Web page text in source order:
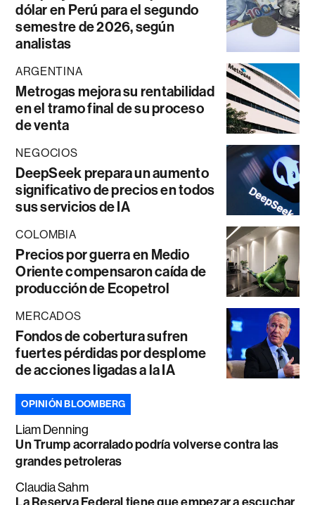
dólar en Perú para el segundo
semestre de 2026, según
analistas
ARGENTINA
Metrogas mejora su rentabilidad
en el tramo final de su proceso
de venta
NEGOCIOS
DeepSeek prepara un aumento
significativo de precios en todos
sus servicios de IA
COLOMBIA
Precios por guerra en Medio
Oriente compensaron caída de
producción de Ecopetrol
MERCADOS
Fondos de cobertura sufren
fuertes pérdidas por desplome
de acciones ligadas a la IA
OPINIÓN BLOOMBERG
Liam Denning
Un Trump acorralado podría volverse contra las
grandes petroleras
Claudia Sahm